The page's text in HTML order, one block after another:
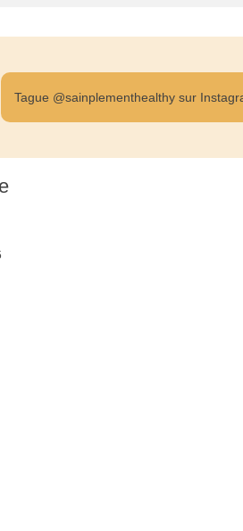
Tague @sainplementhealthy sur